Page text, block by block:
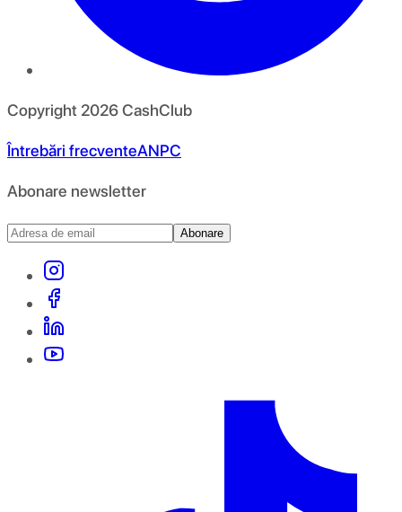
Copyright 2026CashClub
Întrebări frecventeANPC
Abonare newsletter
Abonare